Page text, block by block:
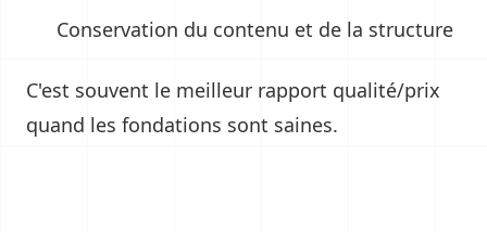
Conservation du contenu et de la structure
C'est souvent le meilleur rapport qualité/prix
quand les fondations sont saines.